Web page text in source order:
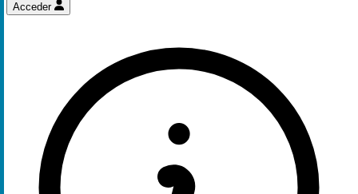
Acceder